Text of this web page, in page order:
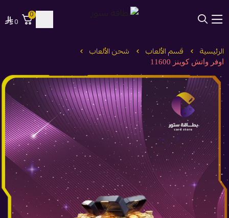
0
0
الرئيسية قسم الألعاب شحن الألعاب
اوفر واتش كوينز 11600